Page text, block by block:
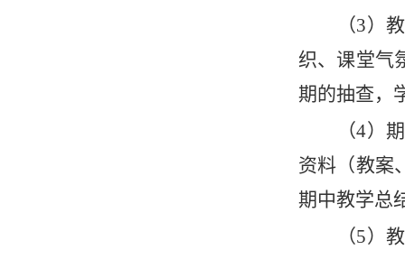
（3）
织、课堂气
期的抽查，
（4）
资料（教案
期中教学总
（5）